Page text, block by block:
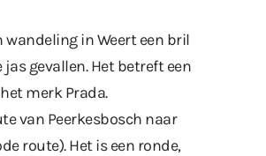
wandeling in Weert een bril
gevallen. Het betreft een
merk Prada.
van Peerkesbosch naar
route). Het is een ronde,